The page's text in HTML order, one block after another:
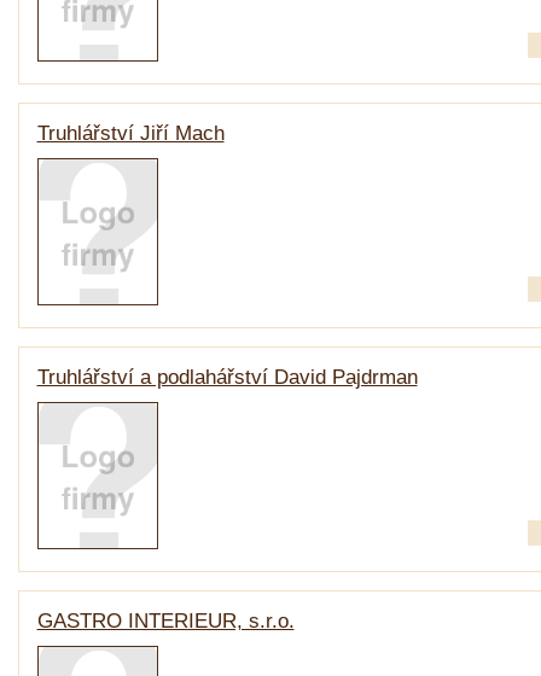
Truhlářství Jiří Mach
Truhlářství a podlahářství David Pajdrman
GASTRO INTERIEUR, s.r.o.